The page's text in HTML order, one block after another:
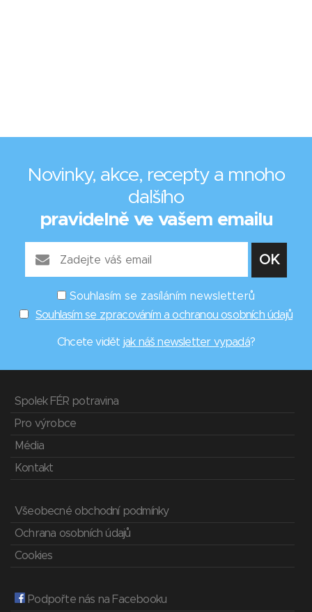
Novinky, akce, recepty a mnoho
dalšího
pravidelně ve vašem emailu
Souhlasím se zasíláním newsletterů
Souhlasím se zpracováním a ochranou osobních údajů
Chcete vidět jak náš newsletter vypadá?
Spolek FÉR potravina
Pro výrobce
Média
Kontakt
Všeobecné obchodní podmínky
Ochrana osobních údajů
Cookies
Podpořte nás na Facebooku